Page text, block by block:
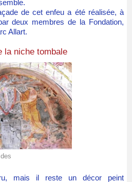
de cet enfeu a été réalisée, à
deux membres de la Fondation,
Allart.
la niche tombale